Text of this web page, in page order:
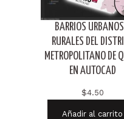
BARRIOS
RURALES DEL
METROPOLITANO DE
EN AUTOCAD
$4.50
Añadir al carrito